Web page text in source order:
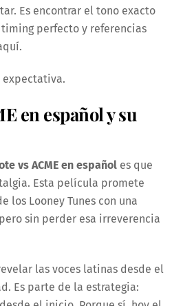
Es encontrar el tono exacto
perfecto y referencias
expectativa.
en español y su
vs ACME en español es que
Esta película promete
los Looney Tunes con una
sin perder esa irreverencia
las voces latinas desde el
Es parte de la estrategia: